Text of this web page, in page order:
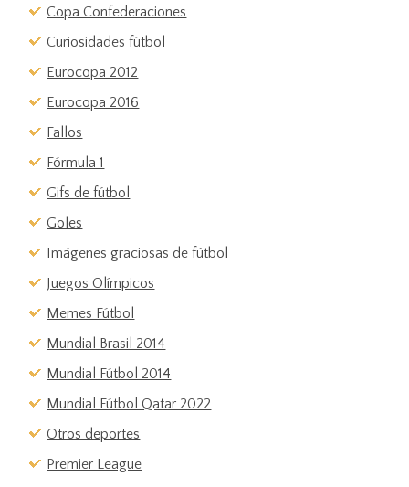
Copa Confederaciones
Curiosidades fútbol
Eurocopa 2012
Eurocopa 2016
Fallos
Fórmula 1
Gifs de fútbol
Goles
Imágenes graciosas de fútbol
Juegos Olímpicos
Memes Fútbol
Mundial Brasil 2014
Mundial Fútbol 2014
Mundial Fútbol Qatar 2022
Otros deportes
Premier League